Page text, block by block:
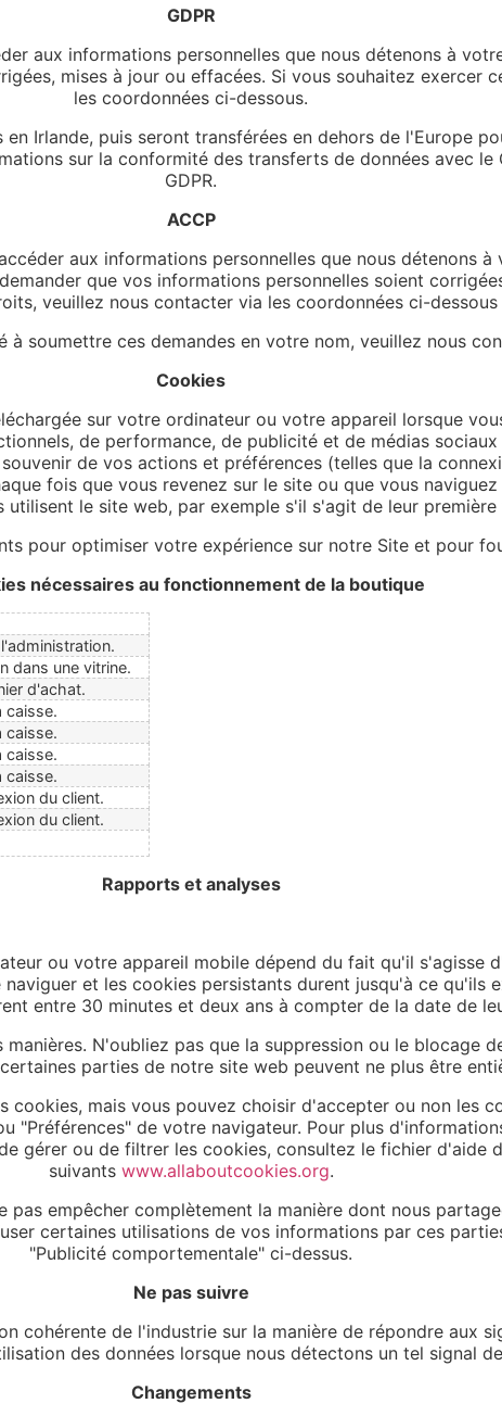
GDPR
aux informations personnelles que nous détenons à
mises à jour ou effacées. Si vous souhaitez exercer
les coordonnées ci-dessous.
Irlande, puis seront transférées en dehors de l'Europe
sur la conformité des transferts de données avec le
GDPR.
ACCP
aux informations personnelles que nous détenons
que vos informations personnelles soient
veuillez nous contacter via les coordonnées ci-dessous
à soumettre ces demandes en votre nom, veuillez nous
Cookies
sur votre ordinateur ou votre appareil lorsque
de performance, de publicité et de médias
de vos actions et préférences (telles que la
fois que vous revenez sur le site ou que vous
le site web, par exemple s'il s'agit de leur
pour optimiser votre expérience sur notre Site et pour
nécessaires au fonctionnement de la boutique
dans une vitrine.
d'achat.
caisse.
caisse.
caisse.
caisse.
du client.
du client.
Rapports et analyses
ou votre appareil mobile dépend du fait qu'il s'agisse
et les cookies persistants durent jusqu'à ce qu'ils
entre 30 minutes et deux ans à compter de la date de
N'oubliez pas que la suppression ou le blocage
parties de notre site web peuvent ne plus être
mais vous pouvez choisir d'accepter ou non les
"Préférences" de votre navigateur. Pour plus
gérer ou de filtrer les cookies, consultez le fichier d'aide
suivants www.allaboutcookies.org.
empêcher complètement la manière dont nous
certaines utilisations de vos informations par ces
"Publicité comportementale" ci-dessus.
Ne pas suivre
cohérente de l'industrie sur la manière de répondre aux
des données lorsque nous détectons un tel signal
Changements